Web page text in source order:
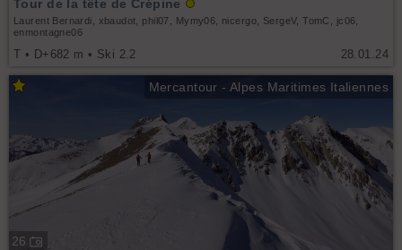
28.01.24
Tour de la tête de Crépine
Laurent Bernardi, xbaudot, phil07, Mymy06, nicergo, SergeV, TomC, jc06,
enmontagne06
T • D+682 m • Ski 2.2
Mercantour - Alpes Maritimes Italiennes
26